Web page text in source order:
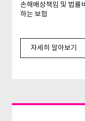
손해배상책임 및 법률
하는 보험
자세히 알아보기